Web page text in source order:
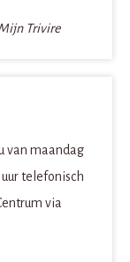
Trivire
van maandag
uur telefonisch
via